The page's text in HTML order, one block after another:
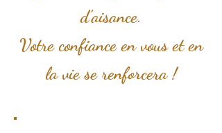
d’aisance.
Votre confiance en vous et en
la vie se renforcera !